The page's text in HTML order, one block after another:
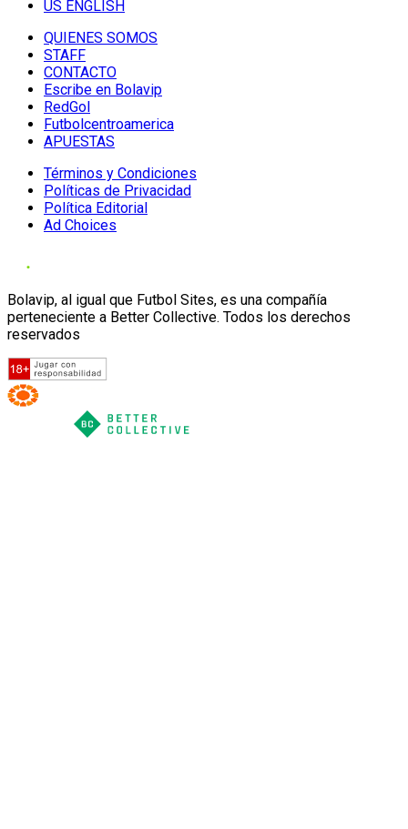
US ENGLISH
QUIENES SOMOS
STAFF
CONTACTO
Escribe en Bolavip
RedGol
Futbolcentroamerica
APUESTAS
Términos y Condiciones
Políticas de Privacidad
Política Editorial
Ad Choices
Bolavip, al igual que Futbol Sites, es una compañía
perteneciente a Better Collective. Todos los derechos
reservados